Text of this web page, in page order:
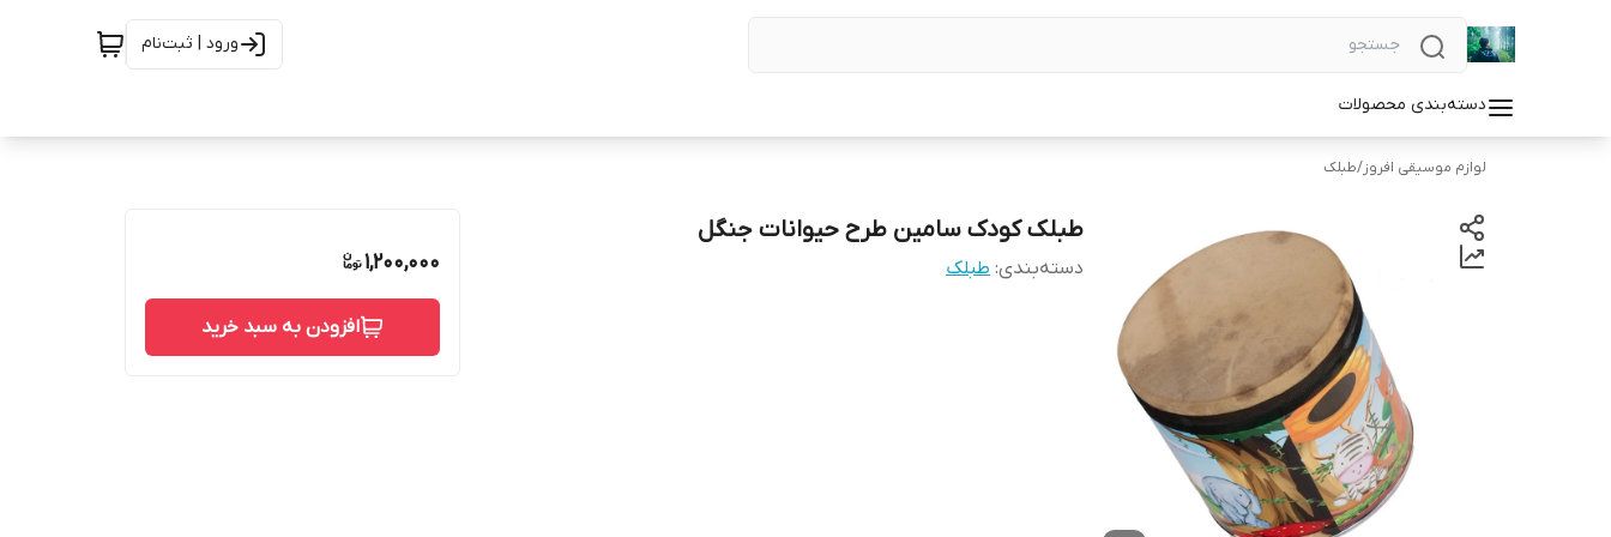
ورود | ثبت‌نام
دسته‌بندی محصولات
لوازم موسیقی افروز/طبلک
طبلک کودک سامین طرح حیوانات جنگل
دسته‌بندی: طبلک 1,200,000
افزودن به سبد خرید